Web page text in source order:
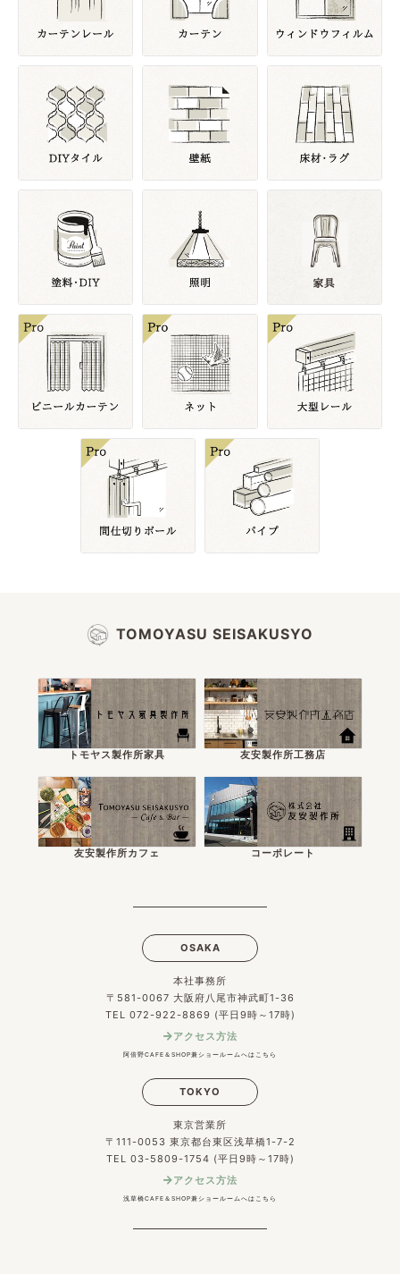
TOMOYASU SEISAKUSYO
トモヤス製作所家具 友安製作所工務店
友安製作所カフェ コーポレート
OSAKA
本社事務所
〒581-0067 大阪府八尾市神武町1-36
TEL 072-922-8869 (平日9時～17時)
アクセス方法
阿倍野CAFE＆SHOP兼ショールームへはこちら
TOKYO
東京営業所
〒111-0053 東京都台東区浅草橋1-7-2
TEL 03-5809-1754 (平日9時～17時)
アクセス方法
浅草橋CAFE＆SHOP兼ショールームへはこちら